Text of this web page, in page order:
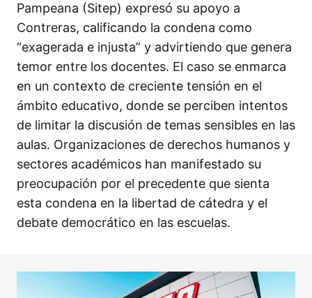
Pampeana (Sitep) expresó su apoyo a
Contreras, calificando la condena como
“exagerada e injusta” y advirtiendo que genera
temor entre los docentes. El caso se enmarca
en un contexto de creciente tensión en el
ámbito educativo, donde se perciben intentos
de limitar la discusión de temas sensibles en las
aulas. Organizaciones de derechos humanos y
sectores académicos han manifestado su
preocupación por el precedente que sienta
esta condena en la libertad de cátedra y el
debate democrático en las escuelas.